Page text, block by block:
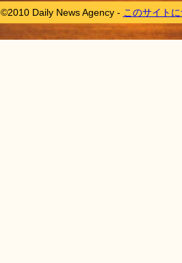
©2010 Daily News Agency - このサイト